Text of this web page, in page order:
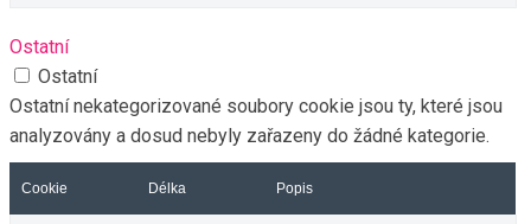
Ostatní
Ostatní
Ostatní nekategorizované soubory cookie jsou ty, které jsou
analyzovány a dosud nebyly zařazeny do žádné kategorie.
Cookie Délka Popis